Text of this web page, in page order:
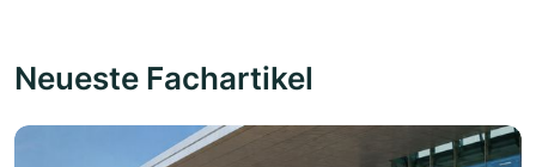
Neueste Fachartikel